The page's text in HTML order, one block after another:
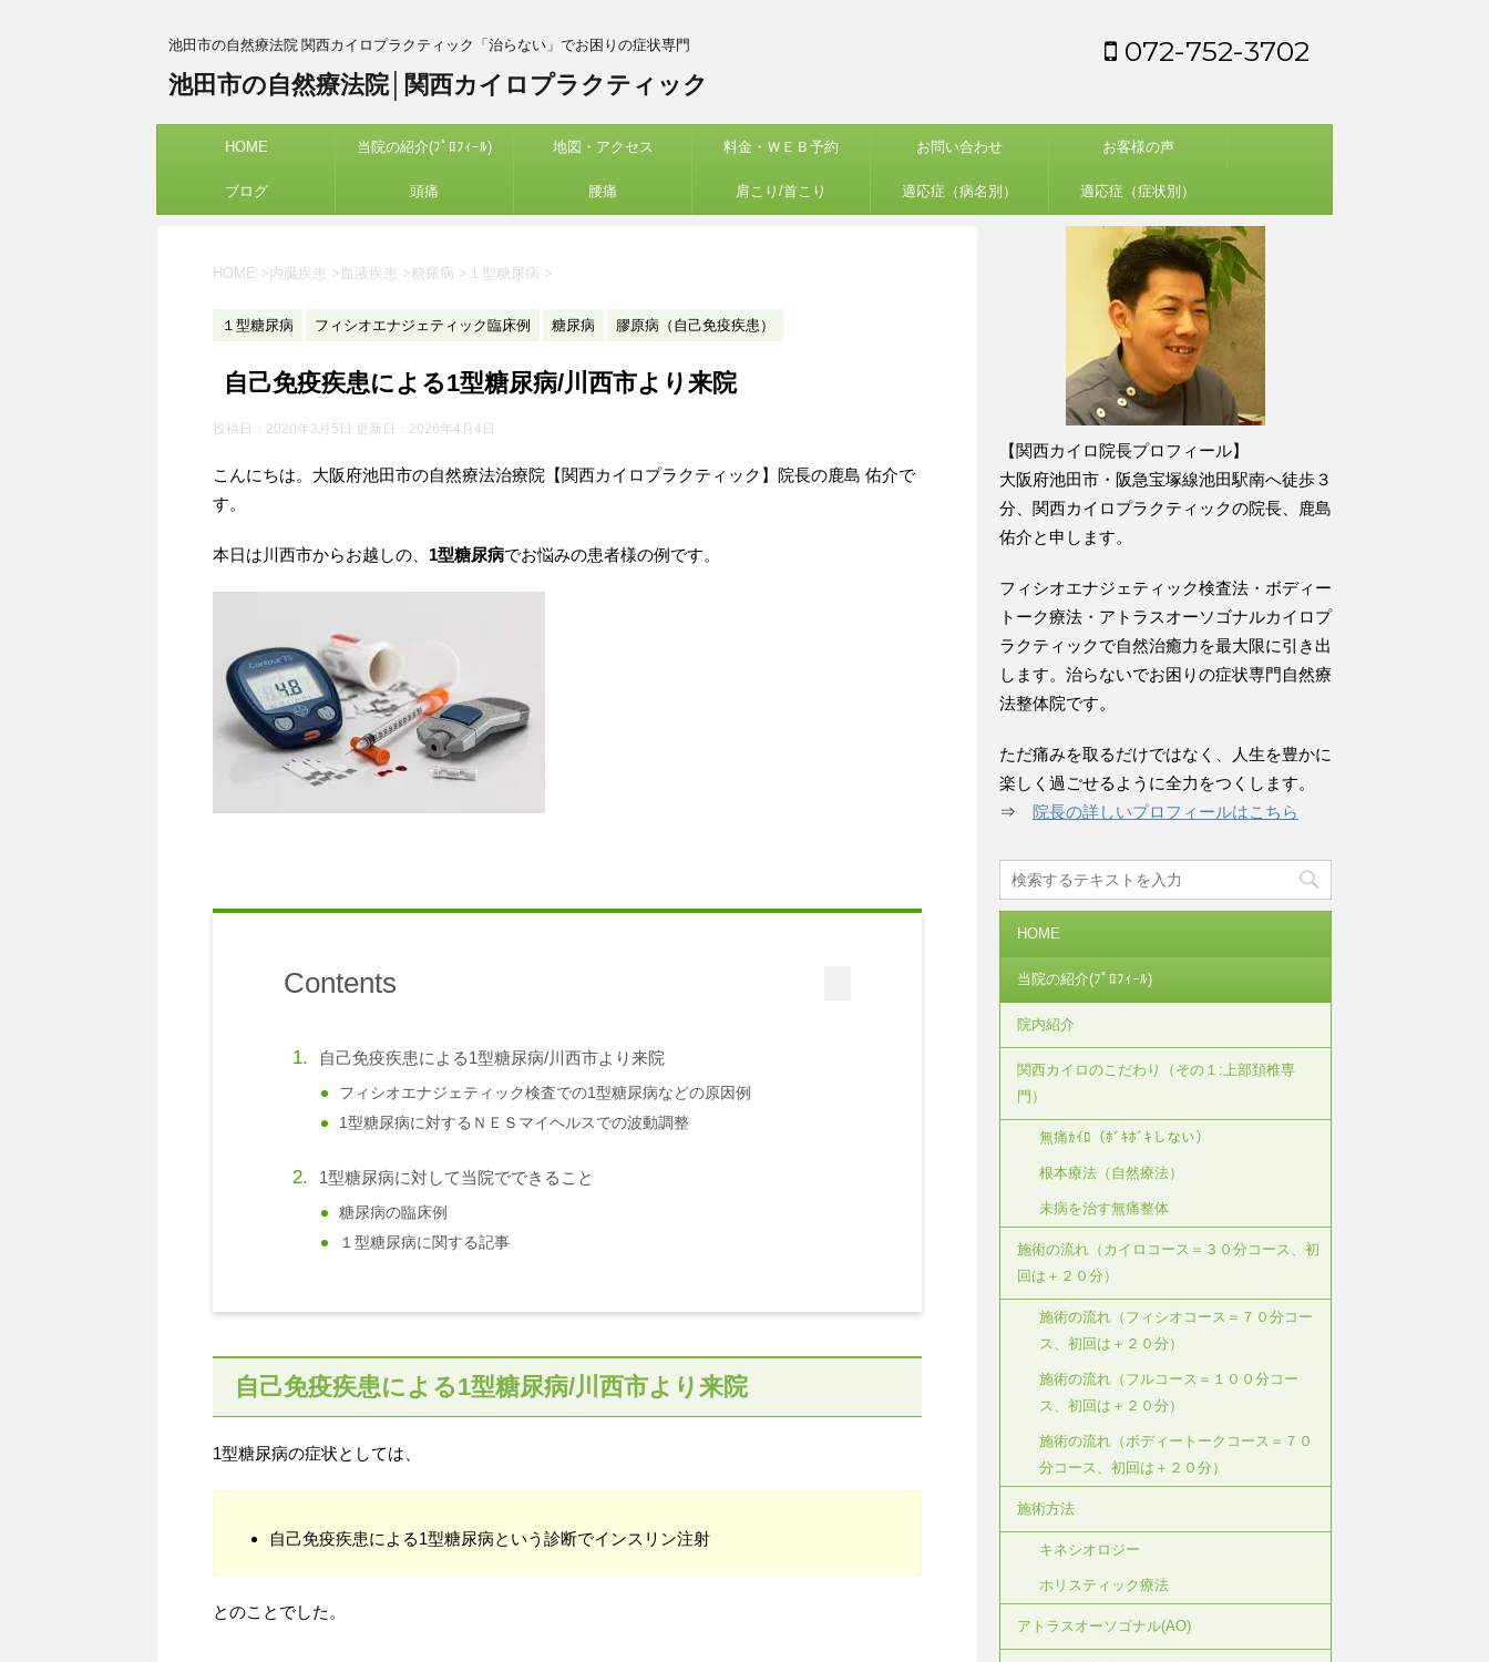
池田市の自然療法院 関西カイロプラクティック「治らない」でお困りの症状専門
池田市の自然療法院│関西カイロプラクティック
072-752-3702
HOME 当院の紹介(ﾌﾟﾛﾌｨｰﾙ) 地図・アクセス 料金・ＷＥＢ予約 お問い合わせ お客様の声
ブログ 頭痛 腰痛 肩こり/首こり 適応症（病名別） 適応症（症状別）
HOME >内臓疾患 > 血液疾患 >糖尿病 > １型糖尿病 >
１型糖尿病 フィシオエナジェティック臨床例 糖尿病 膠原病（自己免疫疾患）
自己免疫疾患による1型糖尿病/川西市より来院
投稿日：2020年3月5日 更新日： 2026年4月4日
こんにちは。大阪府池田市の自然療法治療院【関西カイロプラクティック】院長の鹿島 佑介で
す。
本日は川西市からお越しの、 1型糖尿病でお悩みの患者様の例です。
Contents
自己免疫疾患による1型糖尿病/川西市より来院
フィシオエナジェティック検査での1型糖尿病などの原因例
1型糖尿病に対するＮＥＳマイヘルスでの波動調整
1型糖尿病に対して当院でできること
糖尿病の臨床例
１型糖尿病に関する記事
自己免疫疾患による1型糖尿病/川西市より来院
1型糖尿病の症状としては、
自己免疫疾患による1型糖尿病という診断でインスリン注射
とのことでした。
【関西カイロ院長プロフィール】
大阪府池田市・阪急宝塚線池田駅南へ徒歩３
分、関西カイロプラクティックの院長、鹿島
佑介と申します。
フィシオエナジェティック検査法・ボディー
トーク療法・アトラスオーソゴナルカイロプ
ラクティックで自然治癒力を最大限に引き出
します。治らないでお困りの症状専門自然療
法整体院です。
ただ痛みを取るだけではなく、人生を豊かに
楽しく過ごせるように全力をつくします。
⇒ 院長の詳しいプロフィールはこちら
HOME
当院の紹介(ﾌﾟﾛﾌｨｰﾙ)
院内紹介
関西カイロのこだわり（その１:上部頚椎専
門）
無痛ｶｲﾛ（ﾎﾞｷﾎﾞｷしない）
根本療法（自然療法）
未病を治す無痛整体
施術の流れ（カイロコース＝３０分コース、初
回は＋２０分）
施術の流れ（フィシオコース＝７０分コー
ス、初回は＋２０分）
施術の流れ（フルコース＝１００分コー
ス、初回は＋２０分）
施術の流れ（ボディートークコース＝７０
分コース、初回は＋２０分）
施術方法
キネシオロジー
ホリスティック療法
アトラスオーソゴナル(AO)